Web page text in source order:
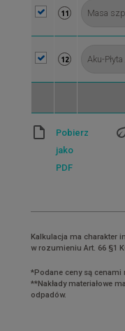
11
12
Pobierz
jako
PDF
Kalkulacja ma charakter
w rozumieniu Art. 66 §1
*Podane ceny są cenami
**Nakłady materiałowe
odpadów.